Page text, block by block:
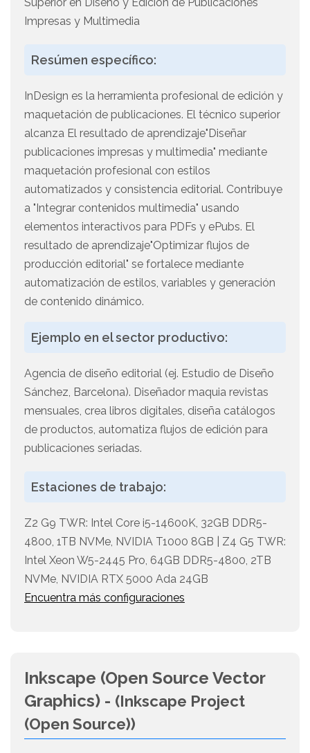
Impresas y Multimedia
Resúmen específico:
InDesign es la herramienta profesional de edición y
maquetación de publicaciones. El técnico superior
alcanza El resultado de aprendizaje"Diseñar
publicaciones impresas y multimedia" mediante
maquetación profesional con estilos
automatizados y consistencia editorial. Contribuye
a "Integrar contenidos multimedia" usando
elementos interactivos para PDFs y ePubs. El
resultado de aprendizaje"Optimizar flujos de
producción editorial" se fortalece mediante
automatización de estilos, variables y generación
de contenido dinámico.
Ejemplo en el sector productivo:
Agencia de diseño editorial (ej. Estudio de Diseño
Sánchez, Barcelona). Diseñador maquia revistas
mensuales, crea libros digitales, diseña catálogos
de productos, automatiza flujos de edición para
publicaciones seriadas.
Estaciones de trabajo:
Z2 G9 TWR: Intel Core i5-14600K, 32GB DDR5-
4800, 1TB NVMe, NVIDIA T1000 8GB | Z4 G5 TWR:
Intel Xeon W5-2445 Pro, 64GB DDR5-4800, 2TB
NVMe, NVIDIA RTX 5000 Ada 24GB
Encuentra más configuraciones
Inkscape (Open Source Vector
Graphics) - (Inkscape Project
(Open Source))